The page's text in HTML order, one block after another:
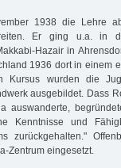
1938 die Lehre
Er ging u.a. in
Hazair in
1936 dort in einem
Kursus wurden die
ausgebildet. Dass
auswanderte,
Kenntnisse und
zurückgehalten."
Zentrum eingesetzt.